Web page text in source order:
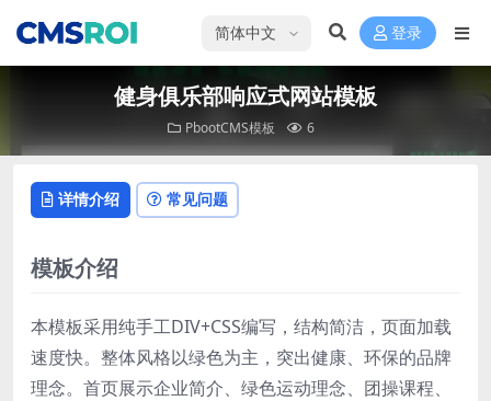
选择语言 登录
健身俱乐部响应式网站模板
PbootCMS模板 6
详情介绍 常见问题
模板介绍
本模板采用纯手工DIV+CSS编写，结构简洁，页面加载
速度快。整体风格以绿色为主，突出健康、环保的品牌
理念。首页展示企业简介、绿色运动理念、团操课程、